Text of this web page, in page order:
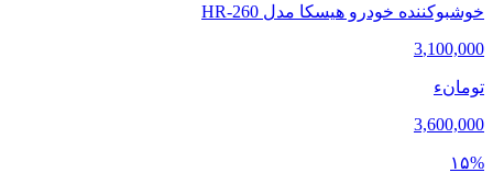
خوشبوکننده خودرو هیسکا مدل HR-260
3,100,000
تومانء
3,600,000
۱۵%